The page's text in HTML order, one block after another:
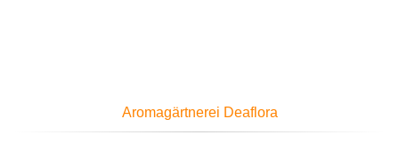
Aromagärtnerei Deaflora